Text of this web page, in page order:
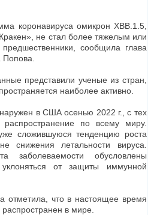
коронавируса омикрон XBB.1.5,
не стал более тяжелым или
сообщила глава
Попова.
представили ученые из стран,
наиболее активно.
в США осенью 2022 г., с тех
распространение по всему миру.
сложившуюся тенденцию роста
снижения летальности вируса.
заболеваемости обусловлены
от защиты иммунной
отметила, что в настоящее время
в мире.